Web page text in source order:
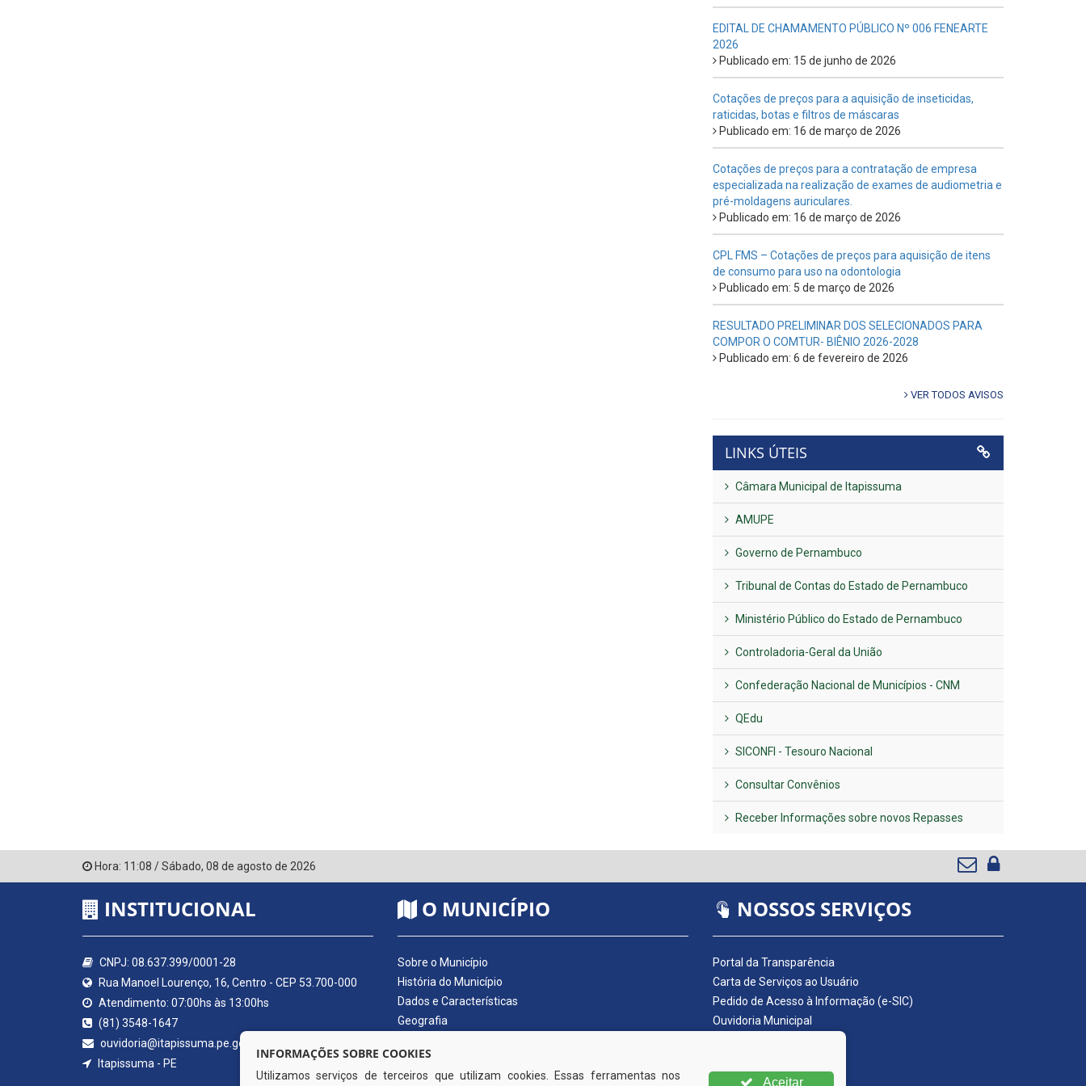
EDITAL DE CHAMAMENTO PÚBLICO Nº 006 FENEARTE
2026
Publicado em: 15 de junho de 2026
Cotações de preços para a aquisição de inseticidas,
raticidas, botas e filtros de máscaras
Publicado em: 16 de março de 2026
Cotações de preços para a contratação de empresa
especializada na realização de exames de audiometria e
pré-moldagens auriculares.
Publicado em: 16 de março de 2026
CPL FMS – Cotações de preços para aquisição de itens
de consumo para uso na odontologia
Publicado em: 5 de março de 2026
RESULTADO PRELIMINAR DOS SELECIONADOS PARA
COMPOR O COMTUR- BIÊNIO 2026-2028
Publicado em: 6 de fevereiro de 2026
VER TODOS AVISOS
LINKS ÚTEIS
Câmara Municipal de Itapissuma
AMUPE
Governo de Pernambuco
Tribunal de Contas do Estado de Pernambuco
Ministério Público do Estado de Pernambuco
Controladoria-Geral da União
Confederação Nacional de Municípios - CNM
QEdu
SICONFI - Tesouro Nacional
Consultar Convênios
Receber Informações sobre novos Repasses
Hora: 11:08 /Sábado, 08 de agosto de 2026
INSTITUCIONAL
CNPJ: 08.637.399/0001-28
Rua Manoel Lourenço, 16, Centro - CEP 53.700-000
Atendimento: 07:00hs às 13:00hs
(81) 3548-1647
ouvidoria@itapissuma.pe.gov.br
Itapissuma - PE
O MUNICÍPIO
Sobre o Município
História do Município
Dados e Características
Geografia
Símbolos do Município
Hino do Município
NOSSOS SERVIÇOS
Portal da Transparência
Carta de Serviços ao Usuário
Pedido de Acesso à Informação (e-SIC)
Ouvidoria Municipal
Nota Fiscal Eletrônica
INFORMAÇÕES SOBRE COOKIES
Utilizamos serviços de terceiros que utilizam cookies. Essas ferramentas nos
Aceitar